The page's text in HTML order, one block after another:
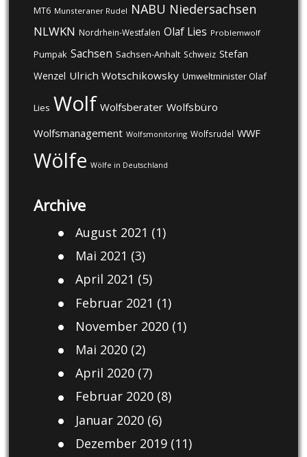
MT6 Munsteraner Rudel NABU Niedersachsen
NLWKN Nordrhein-Westfalen Olaf Lies Problemwolf
Pumpak Sachsen Sachsen-Anhalt Schweiz Stefan
Wenzel Ulrich Wotschikowsky Umweltminister Olaf
Lies Wolf Wolfsberater Wolfsbüro
Wolfsmanagement Wolfsmonitoring Wolfsrudel WWF
Wölfe Wölfe in Deutschland
Archive
August 2021 (1)
Mai 2021 (3)
April 2021 (5)
Februar 2021 (1)
November 2020(1)
Mai 2020(2)
April 2020(7)
Februar 2020(8)
Januar 2020(6)
Dezember 2019(11)